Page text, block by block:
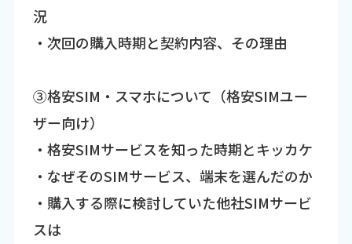
況
・次回の購入時期と契約内容、その理由
③格安SIM・スマホについて（格安SIMユー
ザー向け）
・格安SIMサービスを知った時期とキッカケ
・なぜそのSIMサービス、端末を選んだのか
・購入する際に検討していた他社SIMサービ
スは